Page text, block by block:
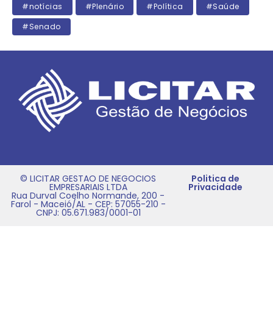
#notícias
#Plenário #Política
#Saúde
#Senado
© LICITAR GESTAO DE NEGOCIOS
EMPRESARIAIS LTDA
Rua Durval Coelho Normande, 200 -
Farol - Maceió/AL - CEP: 57055-210 -
CNPJ: 05.671.983/0001-01
Politica de
Privacidade